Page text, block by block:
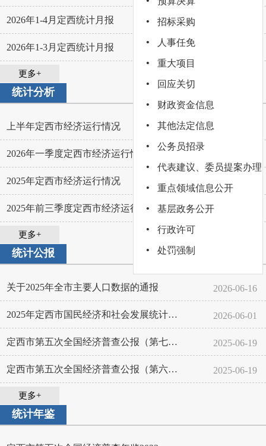
· 招标采购
· 人事任免
· 重大项目
· 回应关切
· 财政资金信息
· 其他法定信息
· 公务员招录
· 代表建议、委员提案办理
· 重点领域信息公开
· 基层政务公开
· 行政许可
· 处罚强制
2026年1-4月定西统计月报
2026年1-3月定西统计月报
更多+
统计分析
上半年定西市经济运行情况 2026-07-27
2026年一季度定西市经济运行情况
2025年定西市经济运行情况 2026-01-30
2025年前三季度定西市经济运行情况 2025-10-30
更多+
统计公报
关于2025年全市主要人口数据的通报 2026-06-16
2025年定西市国民经济和社会发展统计公报 2026-06-01
定西市第五次全国经济普查公报（第七号）──分... 2025-06-19
定西市第五次全国经济普查公报（第六号）——部... 2025-06-19
更多+
统计年鉴